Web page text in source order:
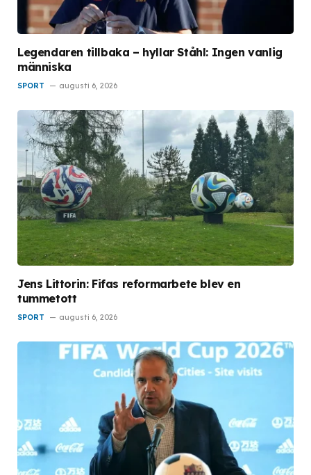
Legendaren tillbaka – hyllar Ståhl: Ingen vanlig
människa
SPORT augusti 6, 2026
Jens Littorin: Fifas reformarbete blev en
tummetott
SPORT augusti 6, 2026